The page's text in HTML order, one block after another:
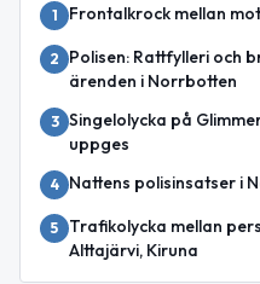
1 Frontalkrock mellan
2
Polisen: Rattfylleri och
ärenden i Norrbotten
3 Singelolycka på
uppges
4 Nattens polisinsatser i
5
Trafikolycka mellan
Alttajärvi, Kiruna